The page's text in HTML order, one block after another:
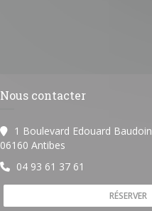
Nous contacter
1 Boulevard Edouard Baudoin
06160 Antibes
04 93 61 37 61
RÉSERVER